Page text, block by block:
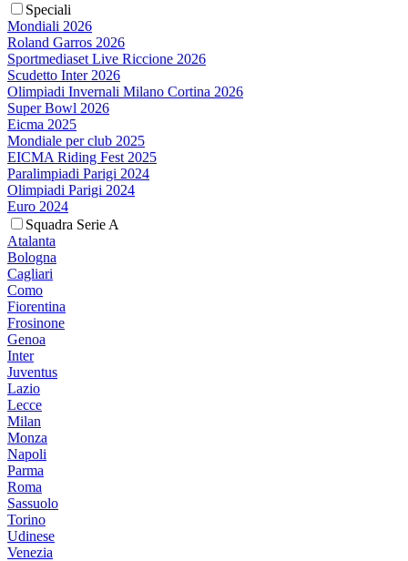
Speciali
Mondiali 2026
Roland Garros 2026
Sportmediaset Live Riccione 2026
Scudetto Inter 2026
Olimpiadi Invernali Milano Cortina 2026
Super Bowl 2026
Eicma 2025
Mondiale per club 2025
EICMA Riding Fest 2025
Paralimpiadi Parigi 2024
Olimpiadi Parigi 2024
Euro 2024
Squadra Serie A
Atalanta
Bologna
Cagliari
Como
Fiorentina
Frosinone
Genoa
Inter
Juventus
Lazio
Lecce
Milan
Monza
Napoli
Parma
Roma
Sassuolo
Torino
Udinese
Venezia